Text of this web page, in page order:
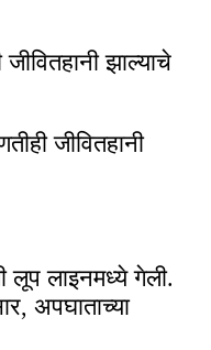
झाल्याचे
जीवितहानी
लूप लाइनमध्ये गेली.
अपघाताच्या